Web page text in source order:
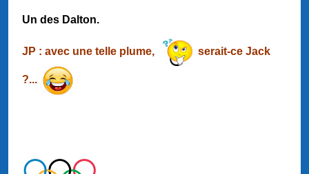
Un des Dalton.
JP : avec une telle plume, serait-ce Jack
?...